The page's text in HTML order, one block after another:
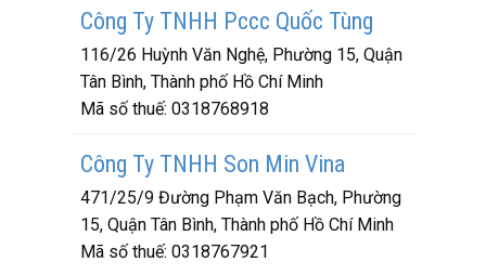
Công Ty TNHH Pccc Quốc Tùng
116/26 Huỳnh Văn Nghệ, Phường 15, Quận
Tân Bình, Thành phố Hồ Chí Minh
Mã số thuế: 0318768918
Công Ty TNHH Son Min Vina
471/25/9 Đường Phạm Văn Bạch, Phường
15, Quận Tân Bình, Thành phố Hồ Chí Minh
Mã số thuế: 0318767921